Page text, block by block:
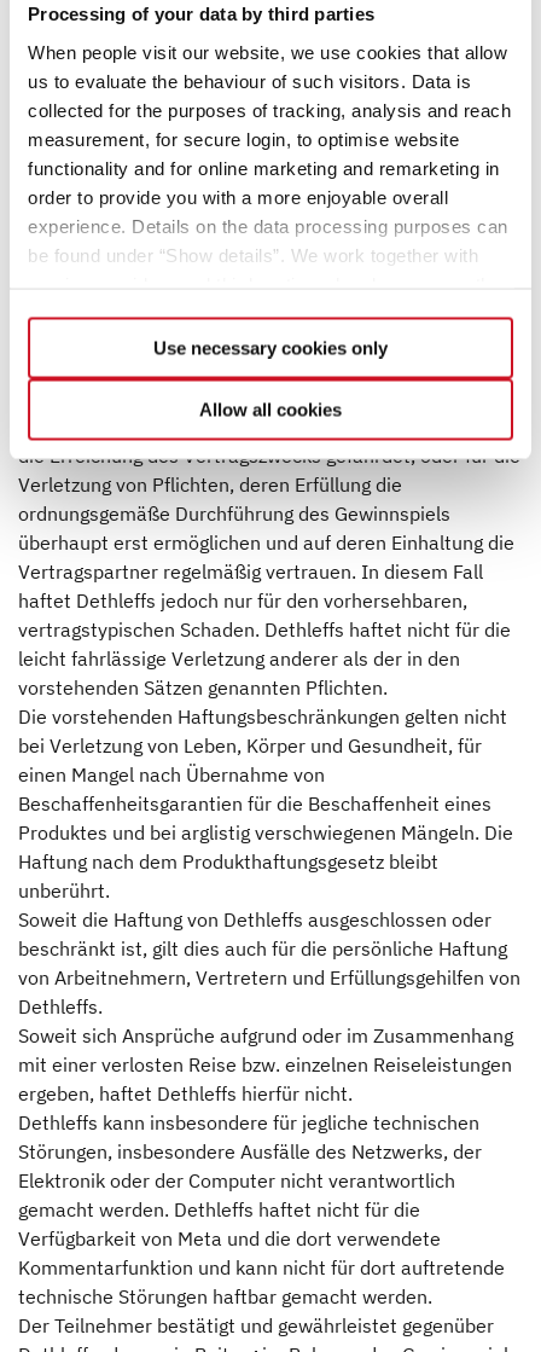
Processing of your data by third parties
When people visit our website, we use cookies that allow
us to evaluate the behaviour of such visitors. Data is
collected for the purposes of tracking, analysis and reach
measurement, for secure login, to optimise website
functionality and for online marketing and remarketing in
order to provide you with a more enjoyable overall
experience. Details on the data processing purposes can
be found under “Show details”. We work together with
data for their own purposes and merge it with other data if
necessary. If you click the “Allow cookies” button or
select individual cookies in the detailed view, you provide
your consent to the processing of your data for the
and not required to use our website. You can view your
selected settings at any time as well as deselect or
change them later (such as by using the fingerprint button
at the bottom left of the website). You can find further
information in our Privacy Policy.
Allow all cookies
Use necessary cookies only
eine Durchführung nicht nach den gültigen Bestimmungen
von Meta möglich ist, oder wenn das Gewinnspiel von
Meta gestoppt wird.
XI. Haftung
Für eine Haftung von Dethleffs auf Schadensersatz gelten
unbeschadet der sonstigen gesetzlichen
Anspruchsvoraussetzungen folgende
Dethleffs haftet unbeschränkt, soweit die
Schadensursache auf Vorsatz oder grober Fahrlässigkeit
beruht.
Ferner haftet Dethleffs für die leicht fahrlässige
die Erreichung des Vertragszwecks gefährdet, oder für die
Verletzung von Pflichten, deren Erfüllung die
ordnungsgemäße Durchführung des Gewinnspiels
überhaupt erst ermöglichen und auf deren Einhaltung die
Vertragspartner regelmäßig vertrauen. In diesem Fall
haftet Dethleffs jedoch nur für den vorhersehbaren,
vertragstypischen Schaden. Dethleffs haftet nicht für die
leicht fahrlässige Verletzung anderer als der in den
vorstehenden Sätzen genannten Pflichten.
Die vorstehenden Haftungsbeschränkungen gelten nicht
bei Verletzung von Leben, Körper und Gesundheit, für
einen Mangel nach Übernahme von
Beschaffenheitsgarantien für die Beschaffenheit eines
Produktes und bei arglistig verschwiegenen Mängeln. Die
Haftung nach dem Produkthaftungsgesetz bleibt
unberührt.
Soweit die Haftung von Dethleffs ausgeschlossen oder
beschränkt ist, gilt dies auch für die persönliche Haftung
von Arbeitnehmern, Vertretern und Erfüllungsgehilfen von
Dethleffs.
Soweit sich Ansprüche aufgrund oder im Zusammenhang
mit einer verlosten Reise bzw. einzelnen Reiseleistungen
ergeben, haftet Dethleffs hierfür nicht.
Dethleffs kann insbesondere für jegliche technischen
Störungen, insbesondere Ausfälle des Netzwerks, der
Elektronik oder der Computer nicht verantwortlich
gemacht werden. Dethleffs haftet nicht für die
Verfügbarkeit von Meta und die dort verwendete
Kommentarfunktion und kann nicht für dort auftretende
technische Störungen haftbar gemacht werden.
Der Teilnehmer bestätigt und gewährleistet gegenüber